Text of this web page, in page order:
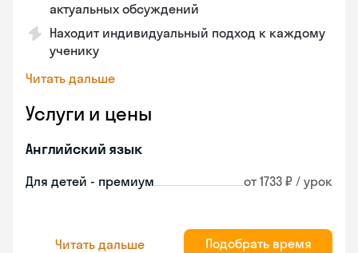
актуальных обсуждений
Находит индивидуальный подход к каждому
ученику
Читать дальше
Услуги и цены
Английский язык
Для детей - премиум от 1733 ₽ / урок
Читать дальше Подобрать время